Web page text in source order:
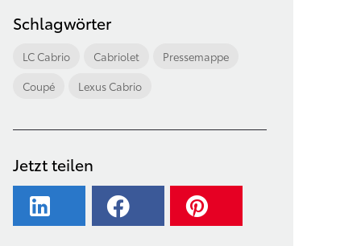
Schlagwörter
LC Cabrio Cabriolet Pressemappe
Coupé Lexus Cabrio
Jetzt teilen